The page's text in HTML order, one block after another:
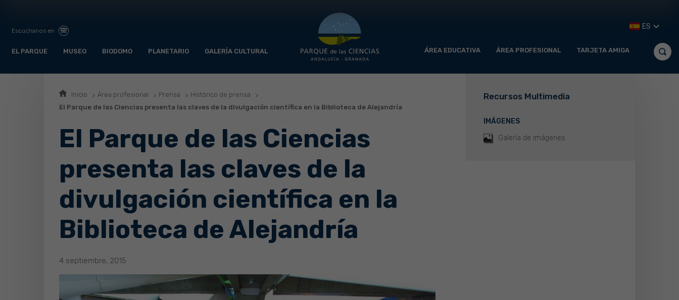
Escúchanos en
EL PARQUE MUSEO BIODOMO PLANETARIO GALERÍA CULTURAL ÁREA EDUCATIVA ÁREA PROFESIONAL TARJETA AMIGA
ES
Inicio Área profesional Prensa
Histórico de prensa
El Parque de las Ciencias presenta las claves de la divulgación científica en la Biblioteca de Alejandría
El Parque de las Ciencias
presenta las claves de la
divulgación científica en la
Biblioteca de Alejandría
4 septiembre, 2015
Recursos Multimedia
IMÁGENES
Galería de imágenes